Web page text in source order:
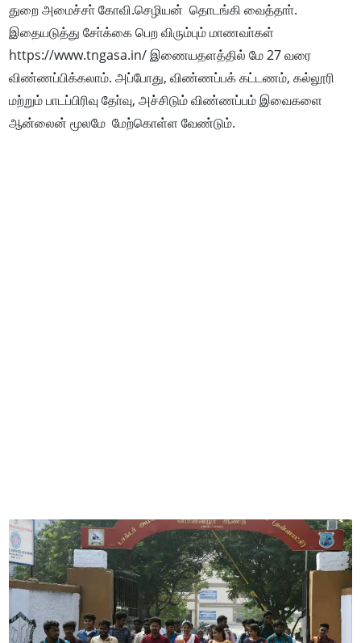
துறை அமைச்சா் கோவி.செழியன் தொடங்கி வைத்தாா்.
இதையடுத்து சோ்க்கை பெற விரும்பும் மாணவா்கள்
https://www.tngasa.in/ இணையதளத்தில் மே 27 வரை
விண்ணப்பிக்கலாம். அப்போது, விண்ணப்பக் கட்டணம், கல்லூரி
மற்றும் பாடப்பிரிவு தோ்வு, அச்சிடும் விண்ணப்பம் இவைகளை
ஆன்லைன் மூலமே மேற்கொள்ள வேண்டும்.